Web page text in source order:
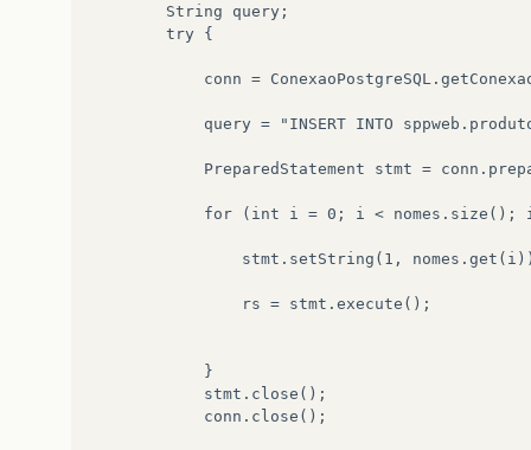
        String query;
        try {
conn =
query = "INSERT INTO
PreparedStatement stmt =
for (int i = 0; i <
stmt.setString(1,
                rs = stmt.execute();
            }
            stmt.close();
            conn.close();